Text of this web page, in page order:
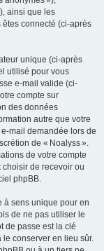
ainsi que les
connecté (ci-après
unique (ci-après
utilisé pour vous
e-mail valide (ci-
compte sur
des données
autre que votre
mail demandée lors de
de « Noalyss ».
de votre compte
de recevoir ou
phpBB.
à sens unique pour en
de ne pas utiliser le
de passe est la clé
le conserver en lieu sûr.